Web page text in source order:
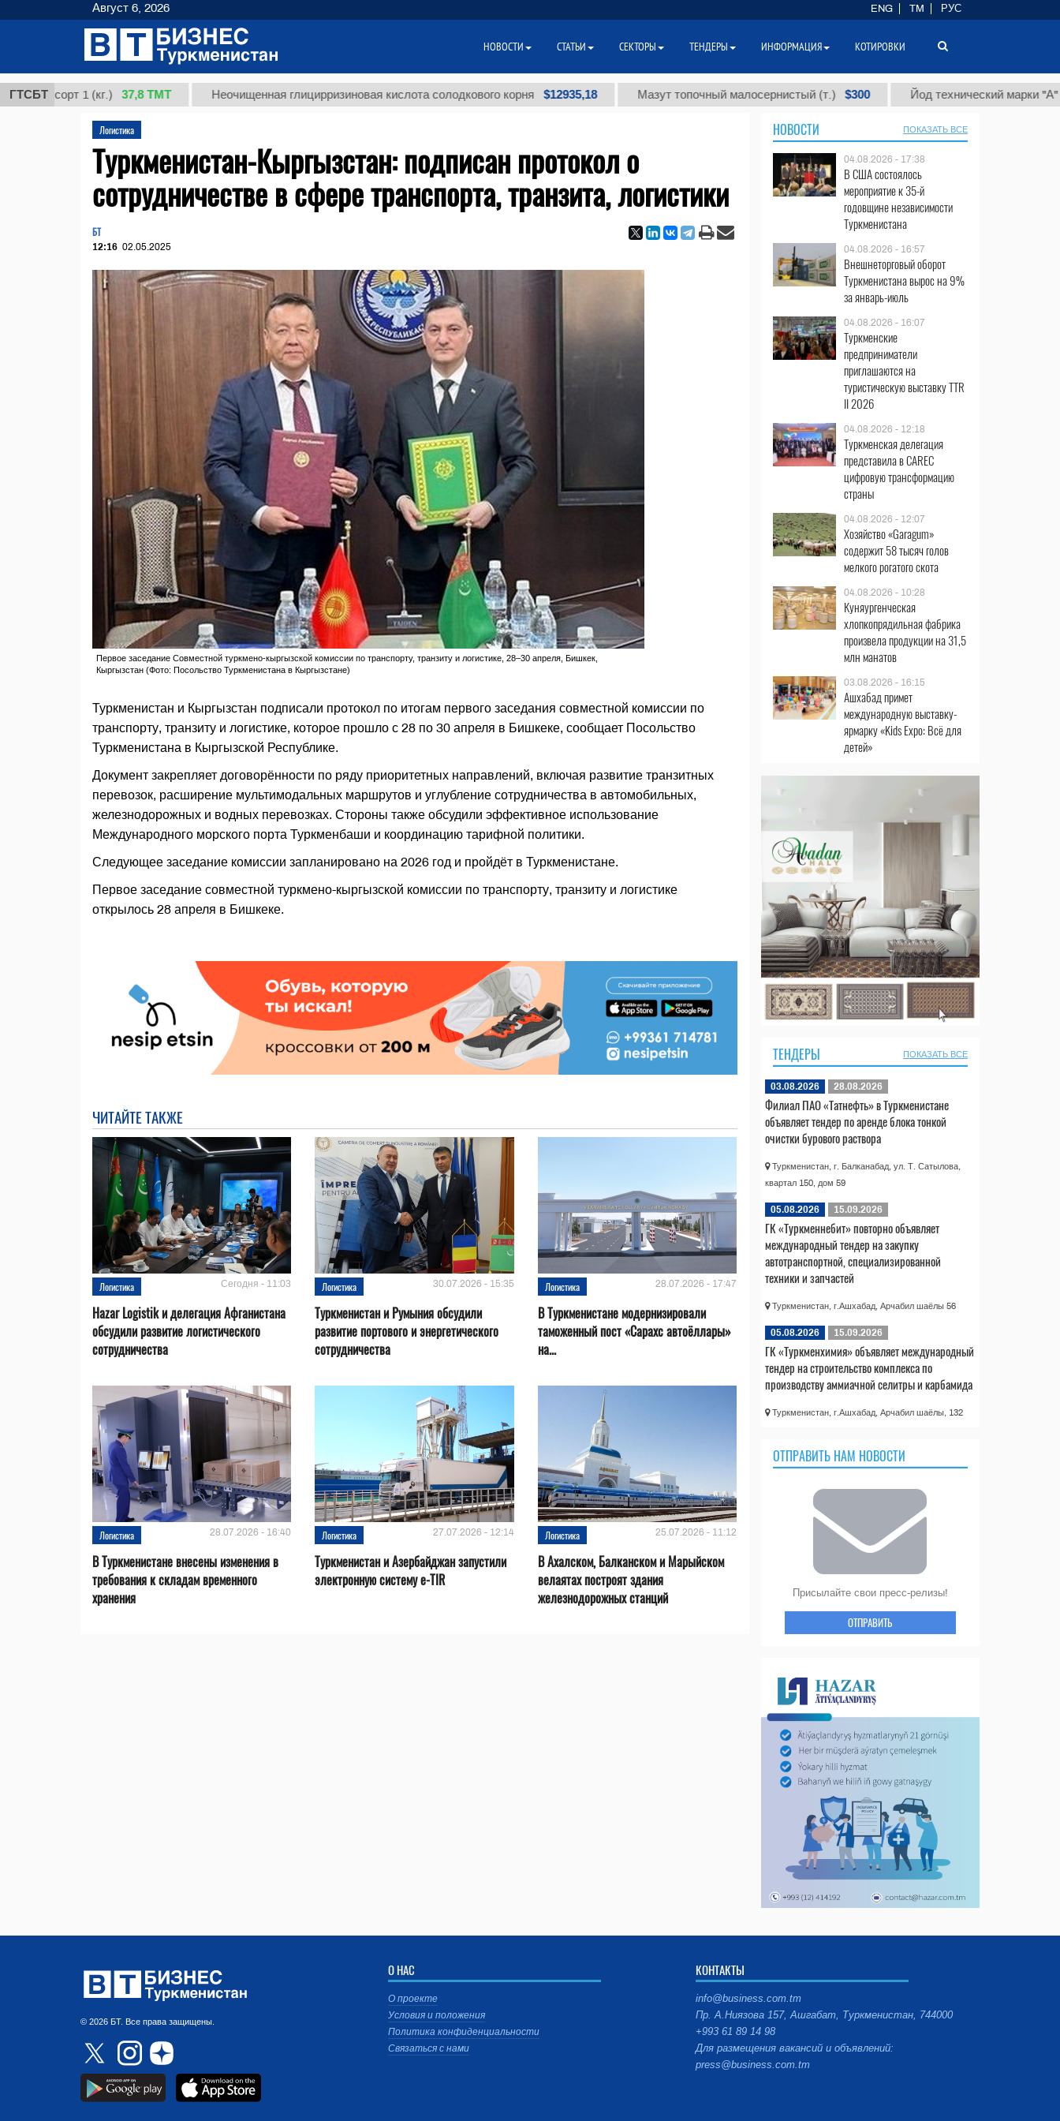
ГТСБТ
сорт 1 (кг.) 37,8 ТМТ Неочищенная глицирризиновая кислота солодкового корня $12935,18 Мазут топочный малосернистый (т.) $300 Йод технический марки "А" (т.)
Логистика
Туркменистан-Кыргызстан: подписан протокол о
сотрудничестве в сфере транспорта, транзита, логистики
БТ
12:16 02.05.2025
Первое заседание Совместной туркмено-кыргызской комиссии по транспорту, транзиту и логистике, 28–30 апреля, Бишкек,
Кыргызстан (Фото: Посольство Туркменистана в Кыргызстане)
Туркменистан и Кыргызстан подписали протокол по итогам первого заседания совместной комиссии по
транспорту, транзиту и логистике, которое прошло с 28 по 30 апреля в Бишкеке, сообщает Посольство
Туркменистана в Кыргызской Республике.
Документ закрепляет договорённости по ряду приоритетных направлений, включая развитие транзитных
перевозок, расширение мультимодальных маршрутов и углубление сотрудничества в автомобильных,
железнодорожных и водных перевозках. Стороны также обсудили эффективное использование
Международного морского порта Туркменбаши и координацию тарифной политики.
Следующее заседание комиссии запланировано на 2026 год и пройдёт в Туркменистане.
Первое заседание совместной туркмено-кыргызской комиссии по транспорту, транзиту и логистике
открылось 28 апреля в Бишкеке.
ЧИТАЙТЕ ТАКЖЕ
Логистика Сегодня - 11:03
Hazar Logistik и делегация Афганистана
обсудили развитие логистического
сотрудничества
Логистика 30.07.2026 - 15:35
Туркменистан и Румыния обсудили
развитие портового и энергетического
сотрудничества
Логистика 28.07.2026 - 17:47
В Туркменистане модернизировали
таможенный пост «Сарахс автоёллары»
на...
Логистика 28.07.2026 - 16:40
В Туркменистане внесены изменения в
требования к складам временного
хранения
Логистика 27.07.2026 - 12:14
Туркменистан и Азербайджан запустили
электронную систему e-TIR
Логистика 25.07.2026 - 11:12
В Ахалском, Балканском и Марыйском
велаятах построят здания
железнодорожных станций
НОВОСТИ ПОКАЗАТЬ ВСЕ
04.08.2026 - 17:38
В США состоялось
мероприятие к 35-й
годовщине независимости
Туркменистана
04.08.2026 - 16:57
Внешнеторговый оборот
Туркменистана вырос на 9%
за январь-июль
04.08.2026 - 16:07
Туркменские
предприниматели
приглашаются на
туристическую выставку TTR
II 2026
04.08.2026 - 12:18
Туркменская делегация
представила в CAREC
цифровую трансформацию
страны
04.08.2026 - 12:07
Хозяйство «Garagum»
содержит 58 тысяч голов
мелкого рогатого скота
04.08.2026 - 10:28
Куняургенческая
хлопкопрядильная фабрика
произвела продукции на 31,5
млн манатов
03.08.2026 - 16:15
Ашхабад примет
международную выставку-
ярмарку «Kids Expo: Всё для
детей»
ТЕНДЕРЫ ПОКАЗАТЬ ВСЕ
03.08.2026 28.08.2026
Филиал ПАО «Татнефть» в Туркменистане
объявляет тендер по аренде блока тонкой
очистки бурового раствора
Туркменистан, г. Балканабад, ул. Т. Сатылова,
квартал 150, дом 59
05.08.2026 15.09.2026
ГК «Туркменнебит» повторно объявляет
международный тендер на закупку
автотранспортной, специализированной
техники и запчастей
Туркменистан, г.Ашхабад, Арчабил шаёлы 56
05.08.2026 15.09.2026
ГК «Туркменхимия» объявляет международный
тендер на строительство комплекса по
производству аммиачной селитры и карбамида
Туркменистан, г.Ашхабад, Арчабил шаёлы, 132
ОТПРАВИТЬ НАМ НОВОСТИ
Присылайте свои пресс-релизы!
ОТПРАВИТЬ
© 2026 БТ. Все права защищены.
О НАС
О проекте
Условия и положения
Политика конфиденциальности
Связаться с нами
КОНТАКТЫ
info@business.com.tm
Пр. А.Ниязова 157, Ашгабат, Туркменистан, 744000
+993 61 89 14 98
Для размещения вакансий и объявлений:
press@business.com.tm
Август 6, 2026 ENG TM РУС
НОВОСТИ СТАТЬИ СЕКТОРЫ ТЕНДЕРЫ ИНФОРМАЦИЯ КОТИРОВКИ